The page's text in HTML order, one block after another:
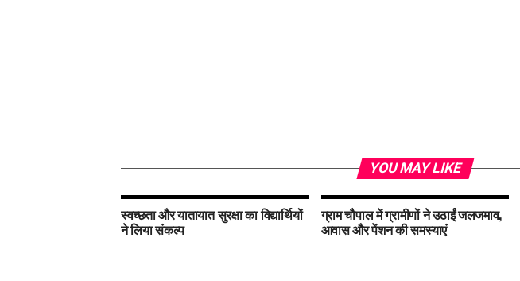
YOU MAY LIKE
स्वच्छता और यातायात सुरक्षा का विद्यार्थियों
ने लिया संकल्प
ग्राम चौपाल में ग्रामीणों ने उठाईं जलजमाव,
आवास और पेंशन की समस्याएं